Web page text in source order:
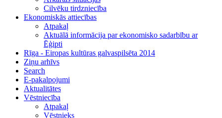
Cilvēku tirdzniecība
Ekonomiskās attiecības
Atpakaļ
Aktuālā informācija par ekonomisko sadarbību ar
Ēģipti
Rīga - Eiropas kultūras galvaspilsēta 2014
Ziņu arhīvs
Search
E-pakalpojumi
Aktualitātes
Vēstniecība
Atpakaļ
Vēstnieks